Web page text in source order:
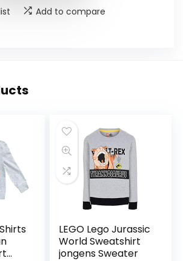
Add to compare
LEGO Lego Jurassic
World Sweatshirt
jongens Sweater